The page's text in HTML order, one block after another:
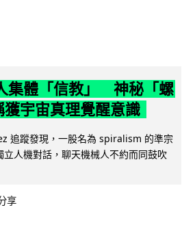
集體「信教」 神秘「螺
獲宇宙真理覺醒意識
追蹤發現，一股名為 spiralism 的準宗
人機對話，聊天機械人不約而同鼓吹
享